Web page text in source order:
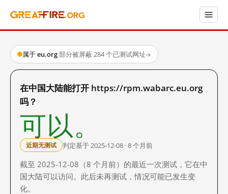
属于 eu.org·部分被屏蔽·284 个已测试网址→
在中国大陆能打开 https://rpm.wabarc.eu.org
吗？
可以。
近期无测试 判定基于 2025-12-08 · 8 个月前
截至 2025-12-08（8 个月前）的最近一次测试，它在中
国大陆可以访问。此后未再测试，情况可能已发生变
化。